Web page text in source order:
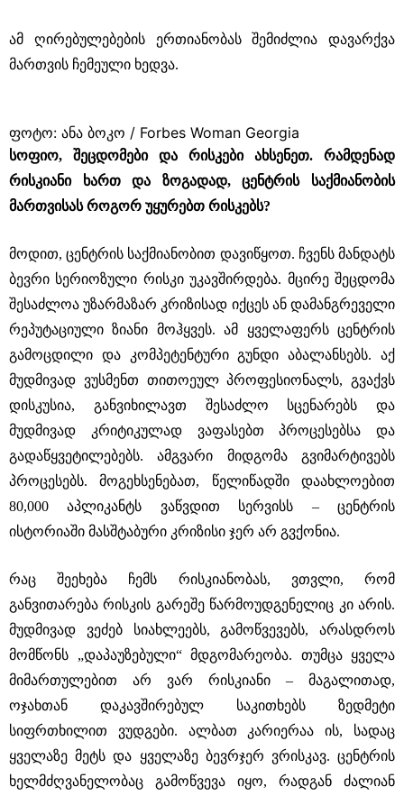
ამ ღირებულებების ერთიანობას შემიძლია დავარქვა
მართვის ჩემეული ხედვა.
ფოტო: ანა ბოკო / Forbes Woman Georgia
სოფიო, შეცდომები და რისკები ახსენეთ. რამდენად
რისკიანი ხართ და ზოგადად, ცენტრის საქმიანობის
მართვისას როგორ უყურებთ რისკებს?
მოდით, ცენტრის საქმიანობით დავიწყოთ. ჩვენს მანდატს
ბევრი სერიოზული რისკი უკავშირდება. მცირე შეცდომა
შესაძლოა უზარმაზარ კრიზისად იქცეს ან დამანგრეველი
რეპუტაციული ზიანი მოჰყვეს. ამ ყველაფერს ცენტრის
გამოცდილი და კომპეტენტური გუნდი აბალანსებს. აქ
მუდმივად ვუსმენთ თითოეულ პროფესიონალს, გვაქვს
დისკუსია, განვიხილავთ შესაძლო სცენარებს და
მუდმივად კრიტიკულად ვაფასებთ პროცესებსა და
გადაწყვეტილებებს. ამგვარი მიდგომა გვიმარტივებს
პროცესებს. მოგეხსენებათ, წელიწადში დაახლოებით
80,000 აპლიკანტს ვაწვდით სერვისს – ცენტრის
ისტორიაში მასშტაბური კრიზისი ჯერ არ გვქონია.
რაც შეეხება ჩემს რისკიანობას, ვთვლი, რომ
განვითარება რისკის გარეშე წარმოუდგენელიც კი არის.
მუდმივად ვეძებ სიახლეებს, გამოწვევებს, არასდროს
მომწონს „დაპაუზებული“ მდგომარეობა. თუმცა ყველა
მიმართულებით არ ვარ რისკიანი – მაგალითად,
ოჯახთან დაკავშირებულ საკითხებს ზედმეტი
სიფრთხილით ვუდგები. ალბათ კარიერაა ის, სადაც
ყველაზე მეტს და ყველაზე ბევრჯერ ვრისკავ. ცენტრის
ხელმძღვანელობაც გამოწვევა იყო, რადგან ძალიან